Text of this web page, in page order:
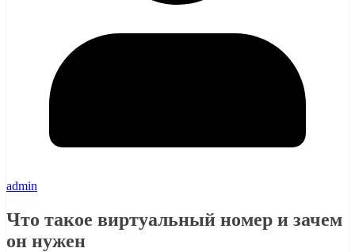
admin
Что такое виртуальный номер и зачем
он нужен